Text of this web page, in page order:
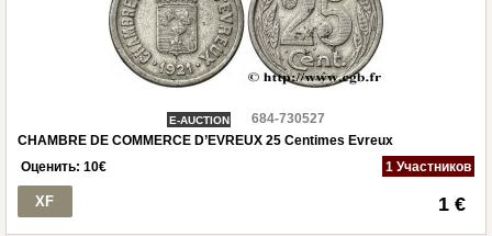
E-AUCTION
684-730527
CHAMBRE DE COMMERCE D’EVREUX 25 Centimes Evreux
Оценить: 10€ 1 Участников
XF 1 €